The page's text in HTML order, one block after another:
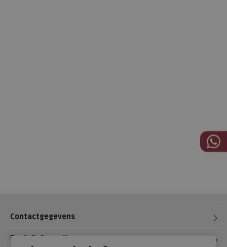
Contactgegevens
Bestelinformatie